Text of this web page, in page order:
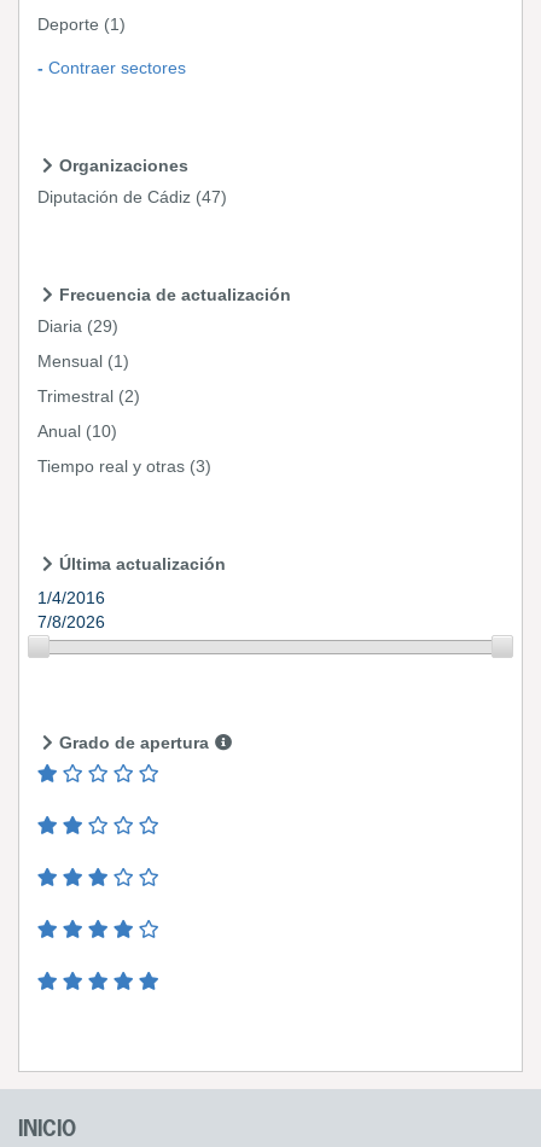
Deporte (1)
Contraer sectores
Organizaciones
Diputación de Cádiz (47)
Frecuencia de actualización
Diaria (29)
Mensual (1)
Trimestral (2)
Anual (10)
Tiempo real y otras (3)
Última actualización
1/4/2016
7/8/2026
Grado de apertura
INICIO